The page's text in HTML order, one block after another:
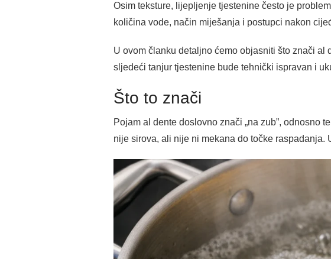
Osim teksture, lijepljenje tjestenine često je
količina vode, način miješanja i postupci nakon
U ovom članku detaljno ćemo objasniti što znači
sljedeći tanjur tjestenine bude tehnički ispravan i
Što to znači
Pojam al dente doslovno znači „na zub”, odnosno
nije sirova, ali nije ni mekana do točke